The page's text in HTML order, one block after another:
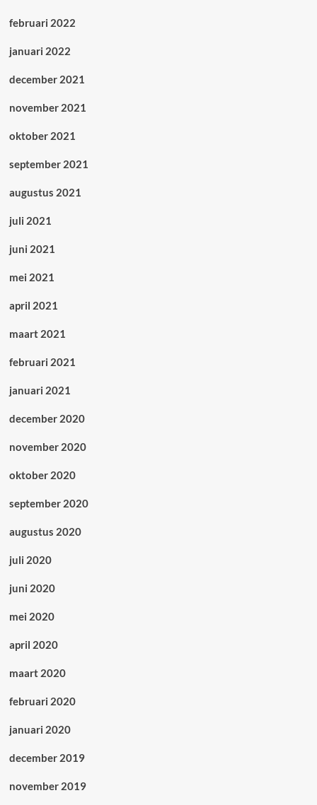
februari 2022
januari 2022
december 2021
november 2021
oktober 2021
september 2021
augustus 2021
juli 2021
juni 2021
mei 2021
april 2021
maart 2021
februari 2021
januari 2021
december 2020
november 2020
oktober 2020
september 2020
augustus 2020
juli 2020
juni 2020
mei 2020
april 2020
maart 2020
februari 2020
januari 2020
december 2019
november 2019